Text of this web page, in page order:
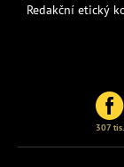
Redakční etický
307 tis.